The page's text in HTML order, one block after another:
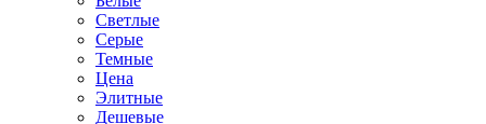
Светлые
Серые
Темные
Цена
Элитные
Дешевые